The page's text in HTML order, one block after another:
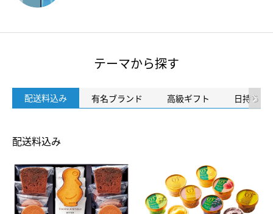
テーマから探す
配送料込み 有名ブランド 高級ギフト 日持ち・
配送料込み